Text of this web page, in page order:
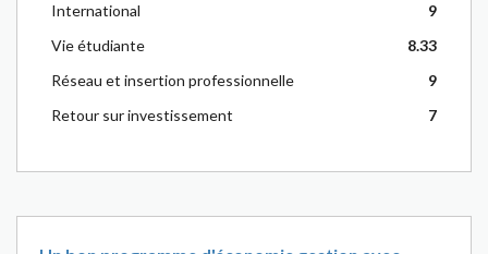
International
9
Vie étudiante
8.33
Réseau et insertion professionnelle
9
Retour sur investissement
7